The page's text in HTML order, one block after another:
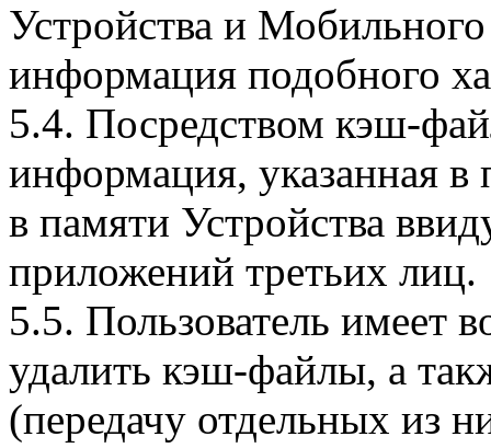
Устройства и
информация подобного
5.4. Посредством кэш-
информация, указанная в
в памяти Устройства
приложений третьих лиц.
5.5. Пользователь имеет
удалить кэш-файлы, а
(передачу отдельных из